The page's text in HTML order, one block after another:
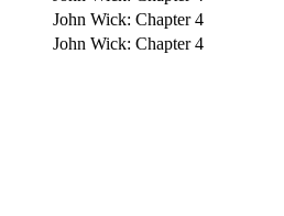
John Wick: Chapter 4
John Wick: Chapter 4